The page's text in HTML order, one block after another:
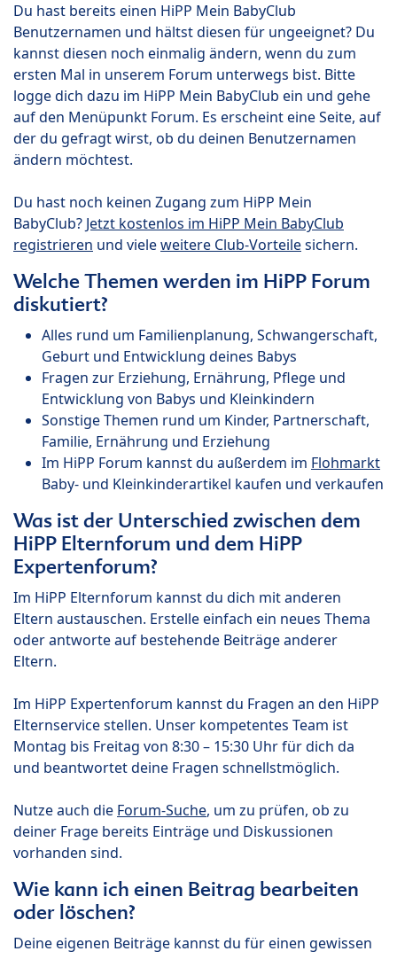
Du hast bereits einen HiPP Mein BabyClub
Benutzernamen und hältst diesen für ungeeignet? Du
kannst diesen noch einmalig ändern, wenn du zum
ersten Mal in unserem Forum unterwegs bist. Bitte
logge dich dazu im HiPP Mein BabyClub ein und gehe
auf den Menüpunkt Forum. Es erscheint eine Seite, auf
der du gefragt wirst, ob du deinen Benutzernamen
ändern möchtest.
Du hast noch keinen Zugang zum HiPP Mein
BabyClub? Jetzt kostenlos im HiPP Mein BabyClub
registrieren und vieleweitere Club-Vorteilesichern.
Welche Themen werden im HiPP Forum
diskutiert?
Alles rund um Familienplanung, Schwangerschaft,
Geburt und Entwicklung deines Babys
Fragen zur Erziehung, Ernährung, Pflege und
Entwicklung von Babys und Kleinkindern
Sonstige Themen rund um Kinder, Partnerschaft,
Familie, Ernährung und Erziehung
Im HiPP Forum kannst du außerdem im Flohmarkt
Baby- und Kleinkinderartikel kaufen und verkaufen
Was ist der Unterschied zwischen dem
HiPP Elternforum und dem HiPP
Expertenforum?
Im HiPP Elternforum kannst du dich mit anderen
Eltern austauschen. Erstelle einfach ein neues Thema
oder antworte auf bestehende Beiträge anderer
Eltern.
Im HiPP Expertenforum kannst du Fragen an den HiPP
Elternservice stellen. Unser kompetentes Team ist
Montag bis Freitag von 8:30 – 15:30 Uhr für dich da
und beantwortet deine Fragen schnellstmöglich.
Nutze auch die Forum-Suche, um zu prüfen, ob zu
deiner Frage bereits Einträge und Diskussionen
vorhanden sind.
Wie kann ich einen Beitrag bearbeiten
oder löschen?
Deine eigenen Beiträge kannst du für einen gewissen